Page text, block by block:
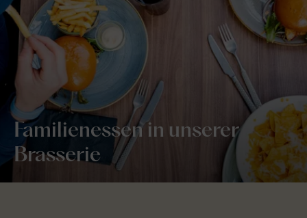
Familienessen in unserer
Brasserie